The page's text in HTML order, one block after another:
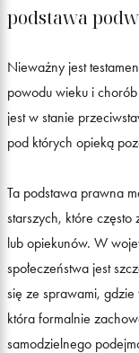
podstawa
Nieważny jest
powodu wieku i
jest w stanie
pod których opieką
Ta podstawa prawna
starszych, które
lub opiekunów. W
społeczeństwa jest
się ze sprawami, gdzie
która formalnie
samodzielnego